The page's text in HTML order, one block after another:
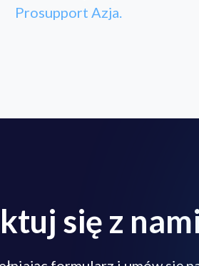
Prosupport Azja.
się z nami